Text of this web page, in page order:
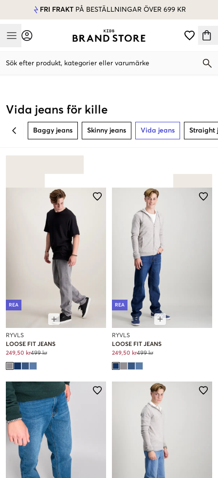
FRI FRAKT PÅ BESTÄLLNINGAR ÖVER 699 KR
Mobile Menu
Sök efter produkt, kategorier eller varumärke
Vida jeans för kille
BACK Baggy jeans Skinny jeans Vida jeans Straight
REA
RYVLS
LOOSE FIT JEANS
249,50 kr499 kr
REA
RYVLS
LOOSE FIT JEANS
249,50 kr499 kr